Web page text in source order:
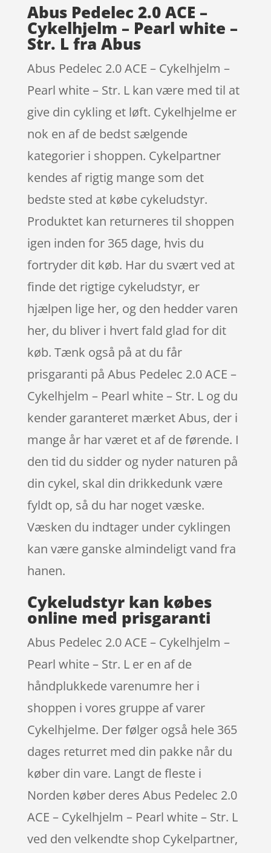
Abus Pedelec 2.0 ACE –
Cykelhjelm – Pearl white –
Str. L fra Abus
Abus Pedelec 2.0 ACE – Cykelhjelm –
Pearl white – Str. L kan være med til at
give din cykling et løft. Cykelhjelme er
nok en af de bedst sælgende
kategorier i shoppen. Cykelpartner
kendes af rigtig mange som det
bedste sted at købe cykeludstyr.
Produktet kan returneres til shoppen
igen inden for 365 dage, hvis du
fortryder dit køb. Har du svært ved at
finde det rigtige cykeludstyr, er
hjælpen lige her, og den hedder varen
her, du bliver i hvert fald glad for dit
køb. Tænk også på at du får
prisgaranti på Abus Pedelec 2.0 ACE –
Cykelhjelm – Pearl white – Str. L og du
kender garanteret mærket Abus, der i
mange år har været et af de førende. I
den tid du sidder og nyder naturen på
din cykel, skal din drikkedunk være
fyldt op, så du har noget væske.
Væsken du indtager under cyklingen
kan være ganske almindeligt vand fra
hanen.
Cykeludstyr kan købes
online med prisgaranti
Abus Pedelec 2.0 ACE – Cykelhjelm –
Pearl white – Str. L er en af de
håndplukkede varenumre her i
shoppen i vores gruppe af varer
Cykelhjelme. Der følger også hele 365
dages returret med din pakke når du
køber din vare. Langt de fleste i
Norden køber deres Abus Pedelec 2.0
ACE – Cykelhjelm – Pearl white – Str. L
ved den velkendte shop Cykelpartner,